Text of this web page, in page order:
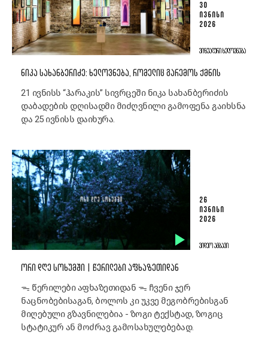
30
ᲘᲕᲜᲘᲡᲘ
2026
ᲕᲘᲖᲣᲐᲚᲣᲠᲘ ᲮᲔᲚᲝᲕᲜᲔᲑᲐ
ᲜᲘᲙᲐ ᲡᲐᲮᲐᲜᲑᲔᲠᲘᲫᲔ: ᲮᲔᲚᲝᲕᲜᲔᲑᲐ, ᲠᲝᲛᲔᲚᲘᲪ ᲒᲐᲠᲔᲛᲝᲡ ᲥᲛᲜᲘᲡ
21 ივნისს “ჰარაკის” სივრცეში ნიკა სახანბერიძის
დაბადების დღისადმი მიძღვნილი გამოფენა გაიხსნა
და 25 ივნისს დაიხურა.
26
ᲘᲕᲜᲘᲡᲘ
2026
ᲕᲘᲓᲔᲝ ᲐᲛᲑᲐᲕᲘ
ᲝᲠᲘ ᲓᲦᲔ ᲡᲝᲮᲣᲛᲨᲘ | ᲬᲔᲠᲘᲚᲔᲑᲘ ᲐᲤᲮᲐᲖᲔᲗᲘᲓᲐᲜ
ᯓ წერილები აფხაზეთიდან ᯓ ჩვენი ჯერ
ნაცნობებისაგან, ბოლოს კი უკვე მეგობრებისგან
მიღებული გზავნილებია - ზოგი ტექსტად, ზოგიც
სტატიკურ ან მოძრავ გამოსახულებებად.